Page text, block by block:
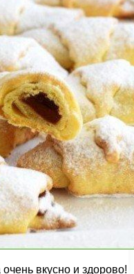
вкусно и здорово!